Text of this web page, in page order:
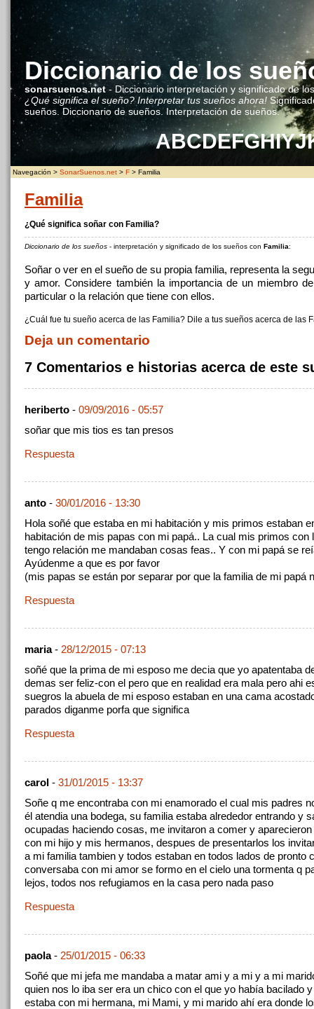
Diccionario de los
sonarsuenos.net- Diccionario interpretación y significado de
¿Qué significa el sueño? Interpretar tus sueños ahora!
sueños. Diccionario de sueños. Interpretación de sueños.
ABCDEFGHIYJ
Navegación > SonarSuenos.net > F > Familia
Familia
¿Qué significa soñar con Familia?
Diccionario de los sueños - interpretación y significado de los sueños con Familia:
Soñar o ver en el sueño de su propia familia, representa la
y amor. Considere también la importancia de un miembro
particular o la relación que tiene con ellos.
¿Cuál fue tu sueño acerca de las Familia? Dile a tus sueños acerca de las
Deja un comentario
7 Comentarios e historias acerca de este
heriberto - 09/09/2016 - 05:57
soñar que mis tios es tan presos
Respuesta
anto - 30/01/2016 - 13:30
Hola soñé que estaba en mi habitación y mis primos estaban
habitación de mis papas con mi papá.. La cual mis primos con
tengo relación me mandaban cosas feas.. Y con mi papá se
Ayúdenme a que es por favor
(mis papas se están por separar por que la familia de mi papá
Respuesta
maria- 28/12/2015 - 07:13
soñé que la prima de mi esposo me decia que yo apatentaba
demas ser feliz-con el pero que en realidad era mala pero ahi
suegros la abuela de mi esposo estaban en una cama
parados diganme porfa que significa
Respuesta
carol - 31/01/2015 - 13:37
Soñe q me encontraba con mi enamorado el cual mis padres
él atendia una bodega, su familia estaba alrededor entrando y
ocupadas haciendo cosas, me invitaron a comer y
con mi hijo y mis hermanos, despues de presentarlos los
a mi familia tambien y todos estaban en todos lados de pronto
conversaba con mi amor se formo en el cielo una tormenta q
lejos, todos nos refugiamos en la casa pero nada paso
Respuesta
paola- 25/01/2015 - 06:33
Soñé que mi jefa me mandaba a matar ami y a mi y a mi
quien nos lo iba ser era un chico con el que yo había bacilado
estaba con mi hermana, mi Mami, y mi marido ahí era donde